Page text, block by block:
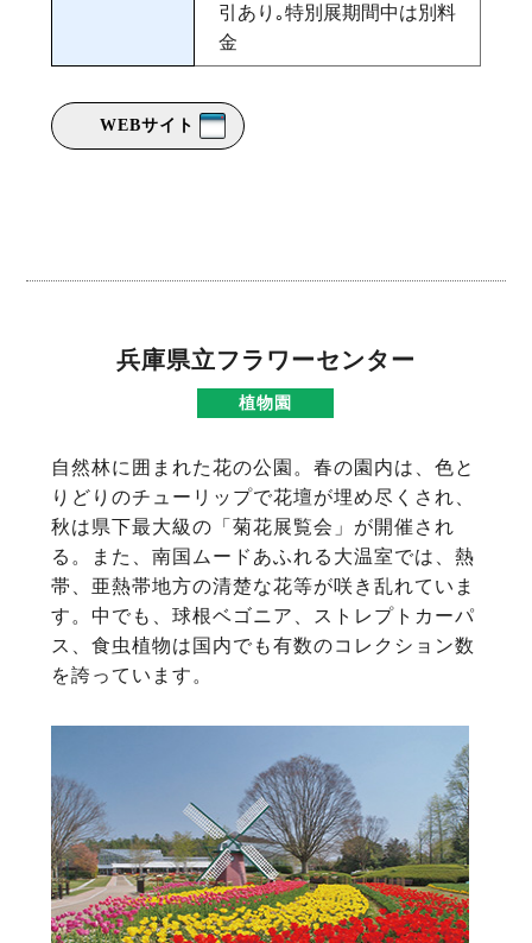
引あり｡特別展期間中は別料
金
WEBサイト
兵庫県立フラワーセンター
植物園
自然林に囲まれた花の公園。春の園内は、色と
りどりのチューリップで花壇が埋め尽くされ、
秋は県下最大級の「菊花展覧会」が開催され
る。また、南国ムードあふれる大温室では、熱
帯、亜熱帯地方の清楚な花等が咲き乱れていま
す。中でも、球根ベゴニア、ストレプトカーパ
ス、食虫植物は国内でも有数のコレクション数
を誇っています。